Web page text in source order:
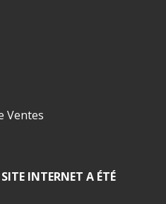
Ventes
INTERNET A ÉTÉ